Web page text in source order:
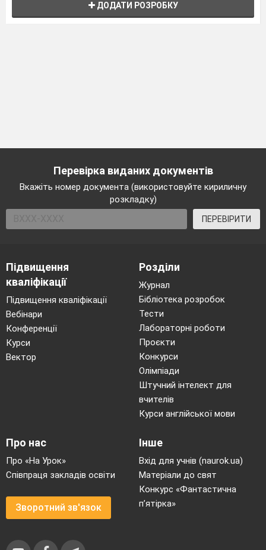
ДОДАТИ РОЗРОБКУ
Перевірка виданих документів
Вкажіть номер документа (використовуйте кириличну
розкладку)
ПЕРЕВІРИТИ
Підвищення
кваліфікації
Підвищення кваліфікації
Вебінари
Конференції
Курси
Вектор
Розділи
Журнал
Бібліотека розробок
Тести
Лабораторні роботи
Проєкти
Конкурси
Олімпіади
Штучний інтелект для
вчителів
Курси англійської мови
Про нас
Про «На Урок»
Співпраця закладів освіти
Зворотний зв'язок
Інше
Вхід для учнів (naurok.ua)
Матеріали до свят
Конкурс «Фантастична
п’ятірка»